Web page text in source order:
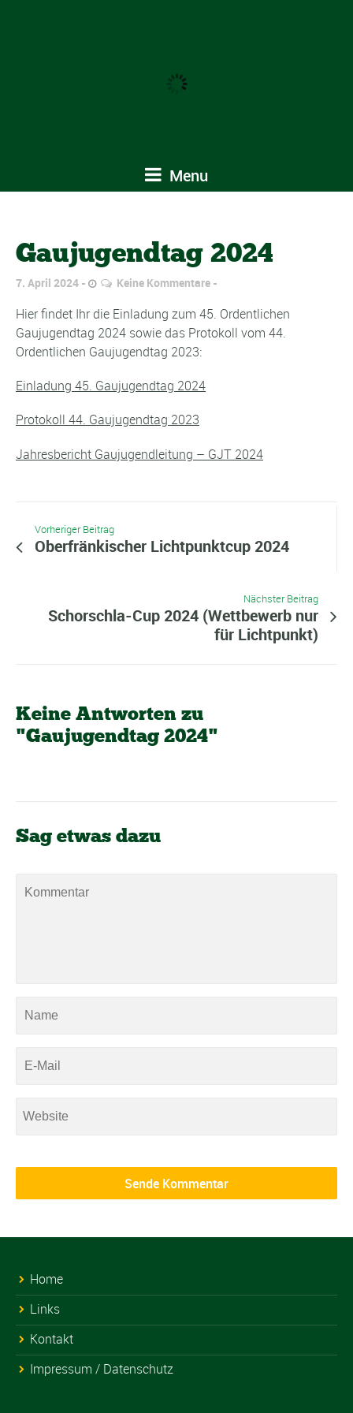
Menu
Gaujugendtag 2024
7. April 2024 Keine Kommentare
Hier findet Ihr die Einladung zum 45. Ordentlichen
Gaujugendtag 2024 sowie das Protokoll vom 44.
Ordentlichen Gaujugendtag 2023:
Einladung 45. Gaujugendtag 2024
Protokoll 44. Gaujugendtag 2023
Jahresbericht Gaujugendleitung – GJT 2024
Vorheriger Beitrag
Oberfränkischer Lichtpunktcup 2024
Nächster Beitrag
Schorschla-Cup 2024 (Wettbewerb nur
für Lichtpunkt)
Keine Antworten zu
"Gaujugendtag 2024"
Sag etwas dazu
Home
Links
Kontakt
Impressum / Datenschutz